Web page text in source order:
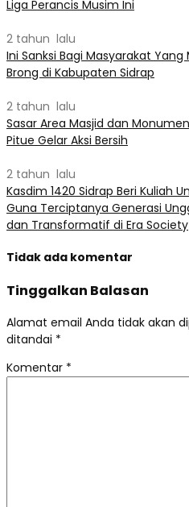
Liga Perancis Musim Ini
2 tahun lalu
Ini Sanksi Bagi Masyarakat
Brong di Kabupaten Sidrap
2 tahun lalu
Sasar Area Masjid dan
Pitue Gelar Aksi Bersih
2 tahun lalu
Kasdim 1420 Sidrap Beri Kuliah
Guna Terciptanya Generasi
dan Transformatif di Era Society
Tidak ada komentar
Tinggalkan Balasan
Alamat email Anda tidak akan
ditandai *
Komentar *